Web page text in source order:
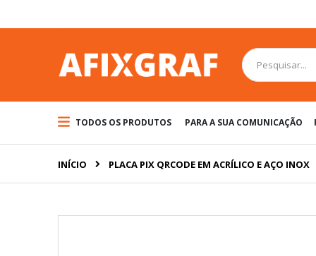
para
conteúdo
Pesquisa
TODOS OS PRODUTOS PARA A SUA COMUNICAÇÃO
INÍCIO PLACA PIX QRCODE EM ACRÍLICO E AÇO INOX